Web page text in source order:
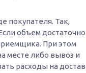
покупателя. Так,
объем достаточно
При этом
месте либо вывоз и
расходы на